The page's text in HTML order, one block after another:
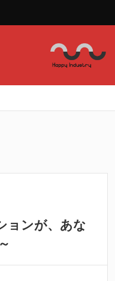
ョンが、あな